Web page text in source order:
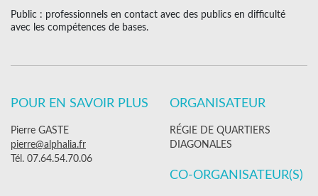
Public : professionnels en contact avec des publics en difficulté
avec les compétences de bases.
POUR EN SAVOIR PLUS
Pierre GASTE
pierre@alphalia.fr
Tél. 07.64.54.70.06
ORGANISATEUR
RÉGIE DE QUARTIERS
DIAGONALES
CO-ORGANISATEUR(S)